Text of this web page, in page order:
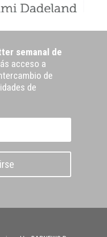
semanal de
acceso a
de
de